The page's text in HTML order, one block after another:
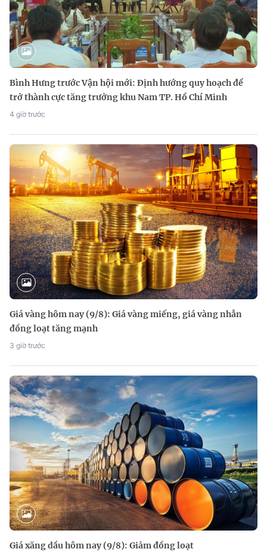
Bình Hưng trước Vận hội mới: Định hướng quy hoạch để
trở thành cực tăng trưởng khu Nam TP. Hồ Chí Minh
4 giờ trước
Giá vàng hôm nay (9/8): Giá vàng miếng, giá vàng nhẫn
đồng loạt tăng mạnh
3 giờ trước
Giá xăng dầu hôm nay (9/8): Giảm đồng loạt